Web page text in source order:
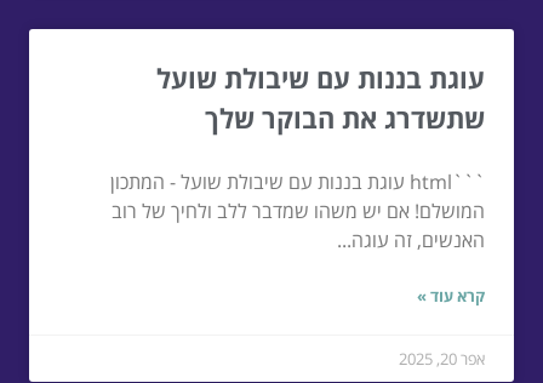
עוגת בננות עם שיבולת שועל
שתשדרג את הבוקר שלך
```html עוגת בננות עם שיבולת שועל - המתכון
המושלם! אם יש משהו שמדבר ללב ולחיך של רוב
האנשים, זה עוגה...
קרא עוד »
אפר 20, 2025